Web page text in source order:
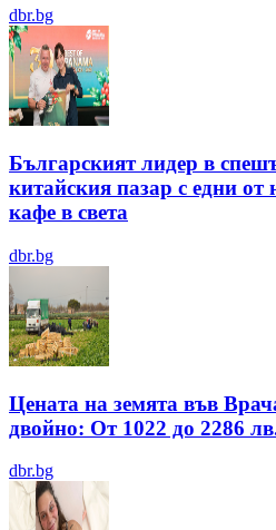
dbr.bg
Българският лидер в
китайския пазар с едни от
кафе в света
dbr.bg
Цената на земята във
двойно: От 1022 до 2286
dbr.bg